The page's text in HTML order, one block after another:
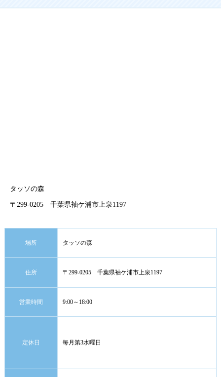
タッソの森
〒299-0205 千葉県袖ケ浦市上泉1197
場所 タッソの森
住所 〒299-0205 千葉県袖ケ浦市上泉1197
営業時間 9:00～18:00
定休日 毎月第3水曜日